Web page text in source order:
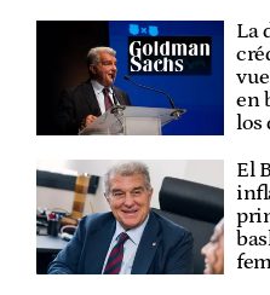
La
en
los
El